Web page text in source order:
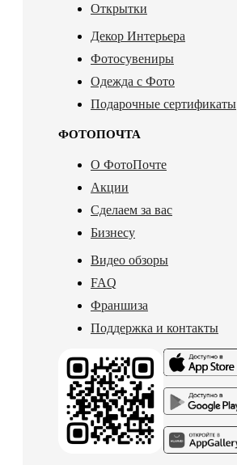
Открытки
Декор Интерьера
Фотосувениры
Одежда с Фото
Подарочные сертификаты
ФОТОПОЧТА
О ФотоПочте
Акции
Сделаем за вас
Бизнесу
Видео обзоры
FAQ
Франшиза
Поддержка и контакты